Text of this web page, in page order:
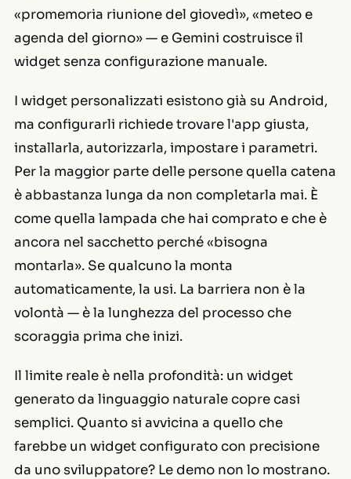
«promemoria riunione del giovedì», «meteo e
agenda del giorno» — e Gemini costruisce il
widget senza configurazione manuale.
I widget personalizzati esistono già su Android,
ma configurarli richiede trovare l'app giusta,
installarla, autorizzarla, impostare i parametri.
Per la maggior parte delle persone quella catena
è abbastanza lunga da non completarla mai. È
come quella lampada che hai comprato e che è
ancora nel sacchetto perché «bisogna
montarla». Se qualcuno la monta
automaticamente, la usi. La barriera non è la
volontà — è la lunghezza del processo che
scoraggia prima che inizi.
Il limite reale è nella profondità: un widget
generato da linguaggio naturale copre casi
semplici. Quanto si avvicina a quello che
farebbe un widget configurato con precisione
da uno sviluppatore? Le demo non lo mostrano.